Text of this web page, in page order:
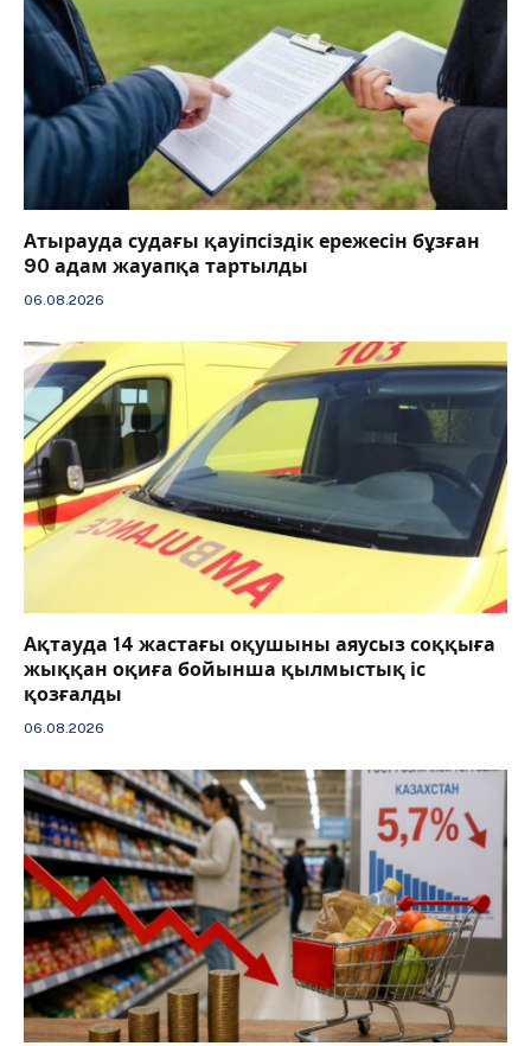
Атырауда судағы қауіпсіздік ережесін бұзған
90 адам жауапқа тартылды
06.08.2026
Ақтауда 14 жастағы оқушыны аяусыз соққыға
жыққан оқиға бойынша қылмыстық іс
қозғалды
06.08.2026